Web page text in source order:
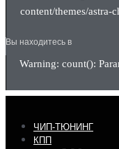
content/themes/astra-
Вы находитесь в
Warning: count():
ЧИП-ТЮНИНГ
КПП